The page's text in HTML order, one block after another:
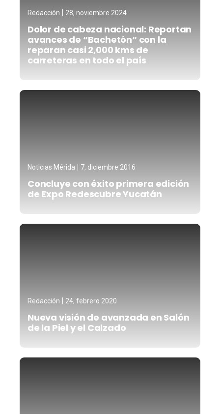
Redacción 28, noviembre 2024
Dolor de cabeza nacional: Reportan
avances de “Bachetón“ con la
reparan casi 2,000 kms de
carreteras en todo el país
Noticias Mérida 7, diciembre 2016
Concluye con éxito primera edición
de Expo Redescubre Yucatán
Redacción 24, febrero 2020
Nueva visión de avanzada en Salón
de la Piel y el Calzado